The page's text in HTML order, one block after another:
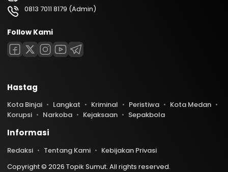
0813 7011 8179 (Admin)
Follow Kami
Hastag
Kota Binjai Langkat Kriminal Peristiwa
Kota Medan
Korupsi
Narkoba Kejaksaan Sepakbola
Informasi
Redaksi Tentang Kami
Kebijakan Privasi
Copyright © 2026 Topik Sumut. All rights reserved.